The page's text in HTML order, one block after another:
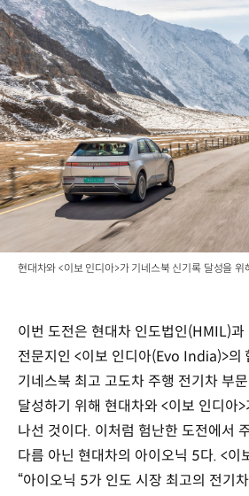
현대차와 <이보 인디아>가 기네스북 신기록 달성을 위
이번 도전은 현대차 인도법인(HMIL)과
전문지인 <이보 인디아(Evo India)>의
기네스북 최고 고도차 주행 전기차 부
달성하기 위해 현대차와 <이보 인디아>
나선 것이다. 이처럼 험난한 도전에서
다름 아닌 현대차의 아이오닉 5다. <이
“아이오닉 5가 인도 시장 최고의 전기